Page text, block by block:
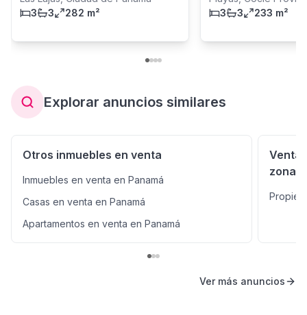
3
3 282 m²
3
3 233 m²
Explorar anuncios similares
Otros inmuebles en venta
Inmuebles en venta en Panamá
Casas en venta en Panamá
Apartamentos en venta en Panamá
Venta
zonas
Ver más anuncios